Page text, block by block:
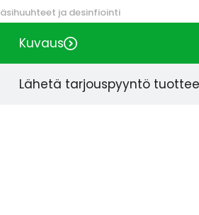
ja desinfiointi
Kuvaus
Lähetä tarjouspyyntö